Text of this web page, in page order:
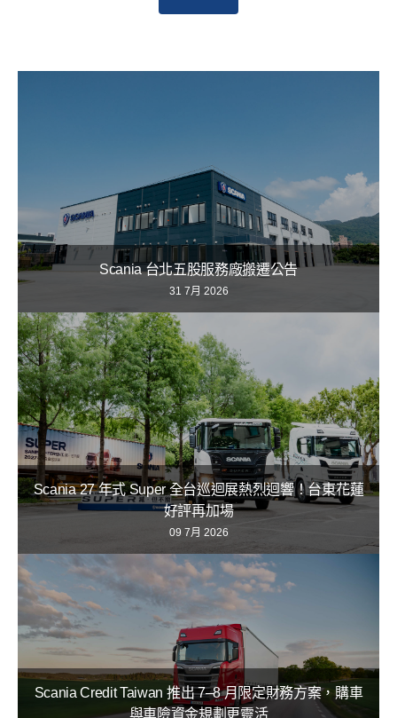
Scania 台北五股服務廠搬遷公告
31 7月 2026
Scania 27 年式 Super 全台巡迴展熱烈迴響！台東花蓮
好評再加場
09 7月 2026
Scania Credit Taiwan 推出 7–8 月限定財務方案，購車
與車險資金規劃更靈活